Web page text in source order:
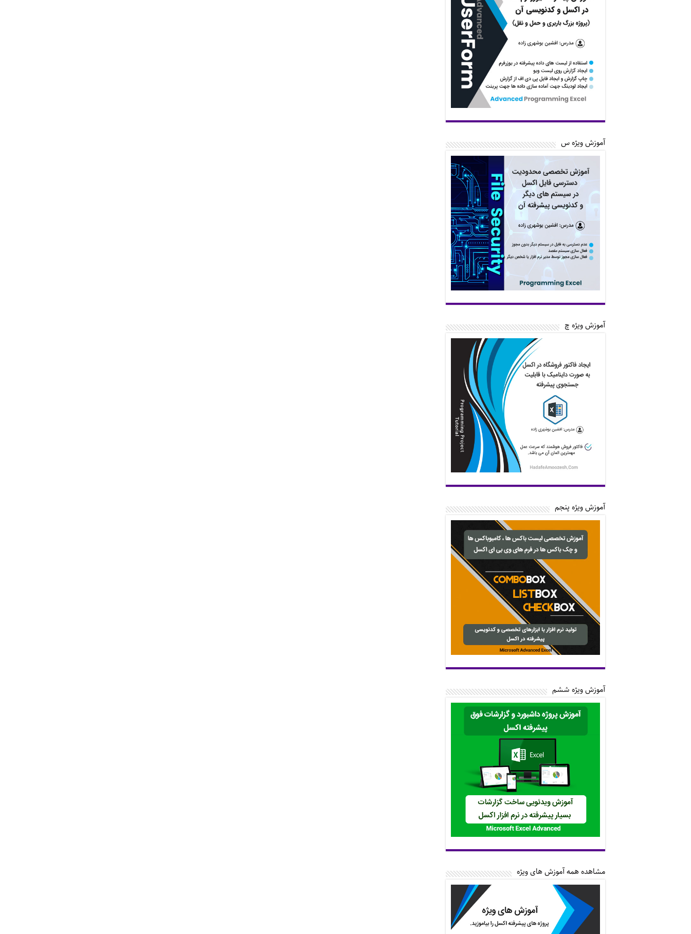
آموزش ویژه س
آموزش ویژه چ
آموزش ویژه پنجم
آموزش ویژه ششم
مشاهده همه آموزش های ویژه